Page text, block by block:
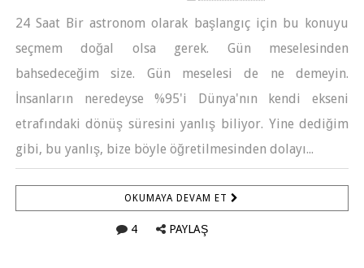
24 Saat Bir astronom olarak başlangıç için bu konuyu
seçmem doğal olsa gerek. Gün meselesinden
bahsedeceğim size. Gün meselesi de ne demeyin.
İnsanların neredeyse %95'i Dünya'nın kendi ekseni
etrafındaki dönüş süresini yanlış biliyor. Yine dediğim
gibi, bu yanlış, bize böyle öğretilmesinden dolayı...
OKUMAYA DEVAM ET
4 PAYLAŞ